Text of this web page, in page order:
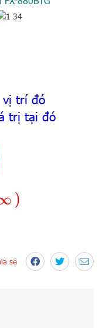
trí đó
trị tại đó
sẻ